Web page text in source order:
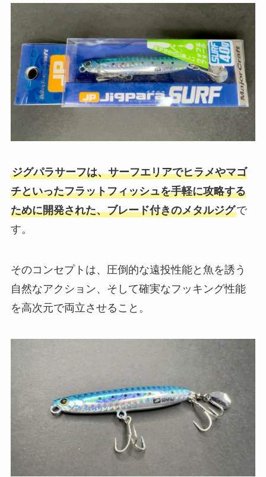
ジグパラサーフは、サーフエリアでヒラメやマゴ
チといったフラットフィッシュを手軽に攻略する
ために開発された、ブレード付きのメタルジグで
す。
そのコンセプトは、圧倒的な遠投性能と魚を誘う
自然なアクション、そして確実なフッキング性能
を高次元で両立させること。